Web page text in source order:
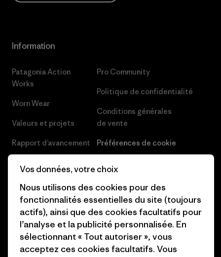
Information
Patagonia Action
Works
Worn Wear
Valeurs et projets
Rapport d’avancement
Objectifs climatiques
1% For The Planet
Comment nous
finançons
Cartes cadeaux
Pro Community
Politique de confidentialité
Conditions générales
de vente
Préférences de cookie
Presse et media
Industry program
Programme d’affiliation
Patagonia Luxembourg Plan du
site
Vos données, votre choix
Nous utilisons des cookies pour des
fonctionnalités essentielles du site (toujours
actifs), ainsi que des cookies facultatifs pour
l’analyse et la publicité personnalisée. En
sélectionnant « Tout autoriser », vous
acceptez ces cookies facultatifs. Vous